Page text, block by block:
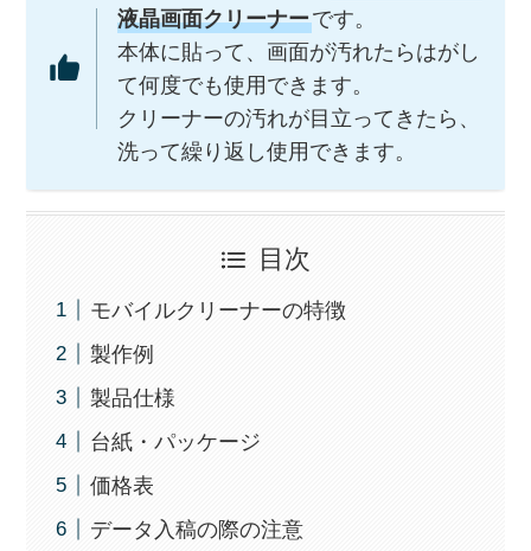
液晶画面クリーナーです。
本体に貼って、画面が汚れたらはがし
て何度でも使用できます。
クリーナーの汚れが目立ってきたら、
洗って繰り返し使用できます。
目次
モバイルクリーナーの特徴
製作例
製品仕様
台紙・パッケージ
価格表
データ入稿の際の注意